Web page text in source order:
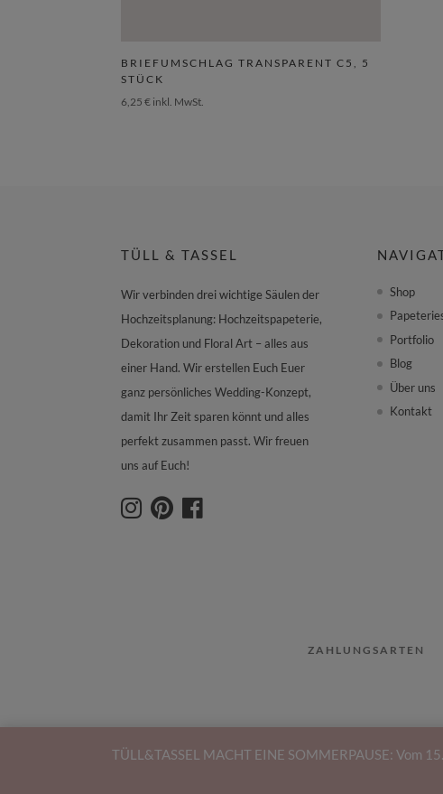
TÜLL&TASSEL MACHT EINE SOMMERPAUSE: Vom
BRIEFUMSCHLAG TRANSPARENT C5, 5
STÜCK
6,25€ inkl. MwSt.
TÜLL & TASSEL
Wir verbinden drei wichtige Säulen der
Hochzeitsplanung: Hochzeitspapeterie,
Dekoration und Floral Art – alles aus
einer Hand. Wir erstellen Euch Euer
ganz persönliches Wedding-Konzept,
damit Ihr Zeit sparen könnt und alles
perfekt zusammen passt. Wir freuen
uns auf Euch!
Shop
Portfolio
Blog
Über uns
Kontakt
ZAHLUNGSARTEN